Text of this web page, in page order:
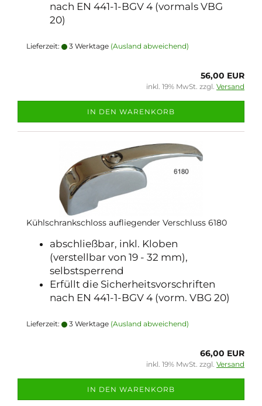
nach EN 441-1-BGV 4 (vormals VBG
20)
Lieferzeit: 3 Werktage (Ausland abweichend)
56,00 EUR
inkl. 19% MwSt. zzgl. Versand
IN DEN WARENKORB
Kühlschrankschloss aufliegender Verschluss 6180
abschließbar, inkl. Kloben
(verstellbar von 19 - 32 mm),
selbstsperrend
Erfüllt die Sicherheitsvorschriften
nach EN 441-1-BGV 4 (vorm. VBG 20)
Lieferzeit: 3 Werktage (Ausland abweichend)
66,00 EUR
inkl. 19% MwSt. zzgl. Versand
IN DEN WARENKORB